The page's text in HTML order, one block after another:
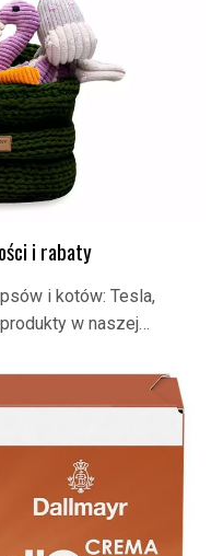
i rabaty
i kotów: Tesla,
w naszej…